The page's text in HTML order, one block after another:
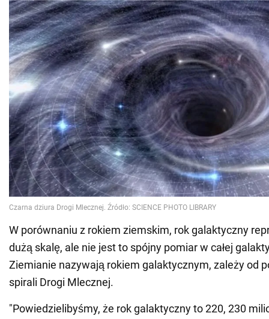
W porównaniu z rokiem ziemskim, rok galaktyczny
dużą skalę, ale nie jest to spójny pomiar w całej
Ziemianie nazywają rokiem galaktycznym, zależy od
spirali Drogi Mlecznej.
"Powiedzielibyśmy, że rok galaktyczny to 220, 230